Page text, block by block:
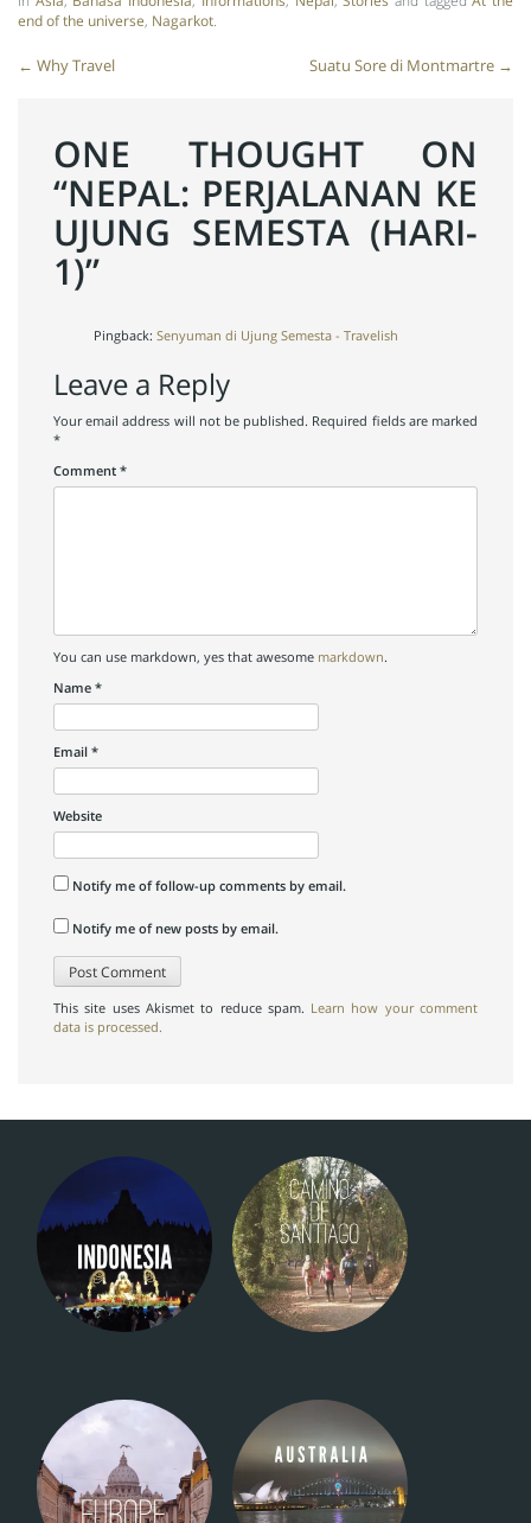
end of the universe, Nagarkot.
Post
← Why Travel Suatu Sore di Montmartre →
ONE THOUGHT ON
“NEPAL: PERJALANAN KE
UJUNG SEMESTA (HARI-
1)”
Pingback: Senyuman di Ujung Semesta - Travelish
Leave a Reply
Your email address will not be published. Required fields are marked
*
Comment *
You can use markdown, yes that awesome markdown.
Name *
Email *
Website
Notify me of follow-up comments by email.
Notify me of new posts by email.
This site uses Akismet to reduce spam. Learn how your comment
data is processed.